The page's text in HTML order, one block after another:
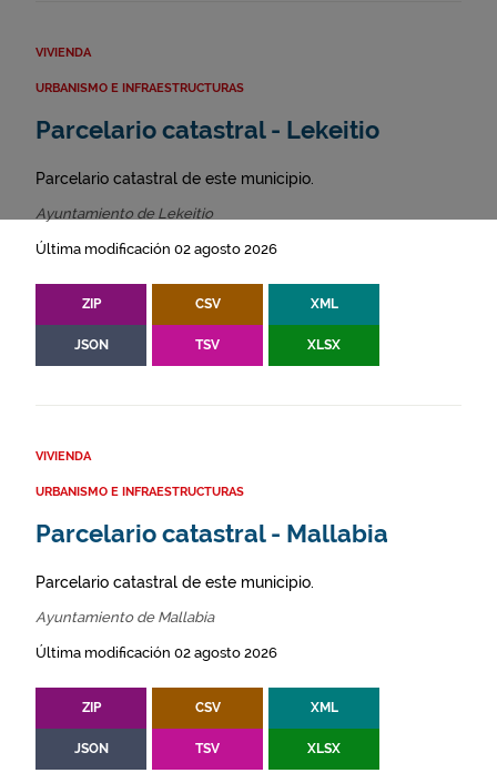
VIVIENDA
URBANISMO E INFRAESTRUCTURAS
Parcelario catastral - Lekeitio
Parcelario catastral de este municipio.
Ayuntamiento de Lekeitio
Última modificación 02 agosto 2026
ZIP CSV XML
JSON TSV XLSX
VIVIENDA
URBANISMO E INFRAESTRUCTURAS
Parcelario catastral - Mallabia
Parcelario catastral de este municipio.
Ayuntamiento de Mallabia
Última modificación 02 agosto 2026
ZIP CSV XML
JSON TSV XLSX